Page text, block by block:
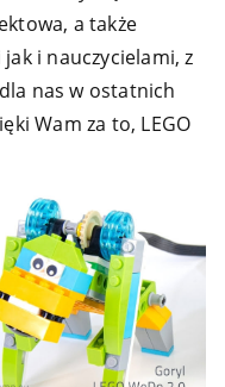
a także
i nauczycielami, z
nas w ostatnich
Wam za to, LEGO